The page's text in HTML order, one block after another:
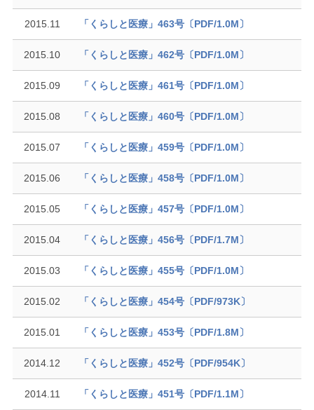
2015.11 「くらしと医療」463号〔PDF/1.0M〕
2015.10 「くらしと医療」462号〔PDF/1.0M〕
2015.09 「くらしと医療」461号〔PDF/1.0M〕
2015.08 「くらしと医療」460号〔PDF/1.0M〕
2015.07 「くらしと医療」459号〔PDF/1.0M〕
2015.06 「くらしと医療」458号〔PDF/1.0M〕
2015.05 「くらしと医療」457号〔PDF/1.0M〕
2015.04 「くらしと医療」456号〔PDF/1.7M〕
2015.03 「くらしと医療」455号〔PDF/1.0M〕
2015.02 「くらしと医療」454号〔PDF/973K〕
2015.01 「くらしと医療」453号〔PDF/1.8M〕
2014.12 「くらしと医療」452号〔PDF/954K〕
2014.11 「くらしと医療」451号〔PDF/1.1M〕